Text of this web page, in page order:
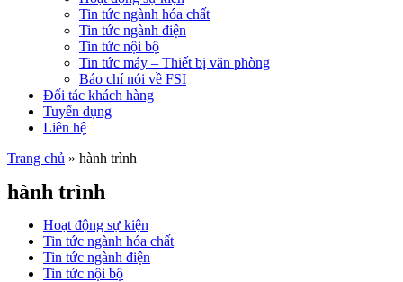
Tin tức ngành hóa chất
Tin tức ngành điện
Tin tức nội bộ
Tin tức máy – Thiết bị văn phòng
Báo chí nói về FSI
Đối tác khách hàng
Tuyển dụng
Liên hệ
Trang chủ » hành trình
hành trình
Hoạt động sự kiện
Tin tức ngành hóa chất
Tin tức ngành điện
Tin tức nội bộ